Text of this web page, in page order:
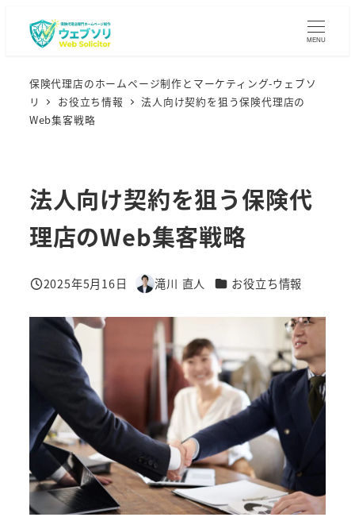
MENU
保険代理店のホームページ制作とマーケティング-ウェブソ
リ
お役立ち情報
法人向け契約を狙う保険代理店の
Web集客戦略
法人向け契約を狙う保険代
理店のWeb集客戦略
投稿日
2025年5月16日
著
滝川 直人 カテゴリー
お役立ち情報